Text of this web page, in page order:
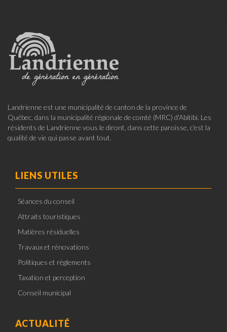
Landrienne est une municipalité de canton de la province de
Québec, dans la municipalité régionale de comté (MRC) d'Abitibi. Les
résidents de Landrienne vous le diront, dans cette paroisse, c'est la
qualité de vie qui passe avant tout.
LIENS UTILES
Séances du conseil
Attraits touristiques
Matières résiduelles
Travaux et rénovations
Politiques et règlements
Taxation et perception
Conseil municipal
ACTUALITÉ